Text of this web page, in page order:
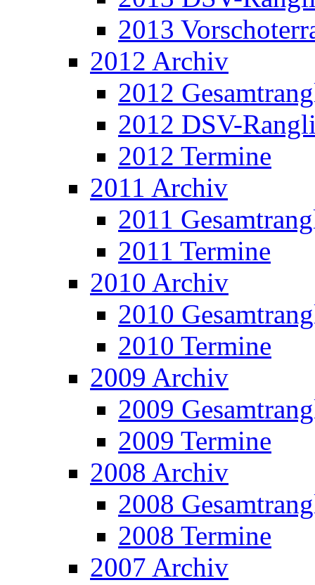
2013
2012 Archiv
2012
2012 DSV-
2012 Termine
2011 Archiv
2011
2011 Termine
2010 Archiv
2010
2010 Termine
2009 Archiv
2009
2009 Termine
2008 Archiv
2008
2008 Termine
2007 Archiv